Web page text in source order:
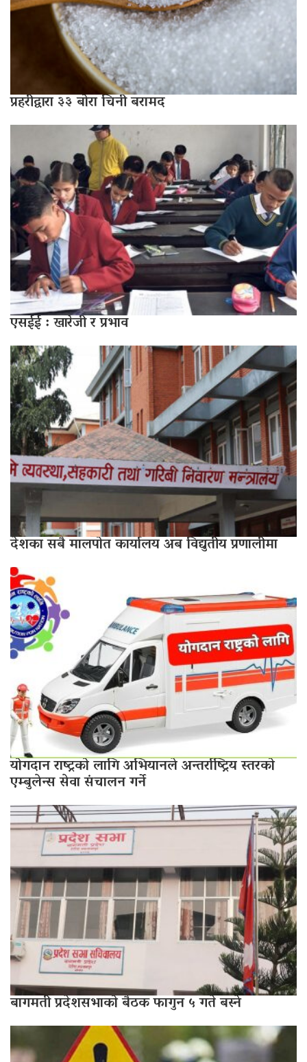
प्रहरीद्वारा ३३ बोरा चिनी बरामद
एसईई : खारेजी र प्रभाव
देशका सबै मालपोत कार्यालय अब विद्युतीय प्रणालीमा
योगदान राष्ट्रको लागि अभियानले अन्तर्राष्ट्रिय स्तरको
एम्बुलेन्स सेवा संचालन गर्ने
बागमती प्रदेशसभाको बैठक फागुन ५ गते बस्ने